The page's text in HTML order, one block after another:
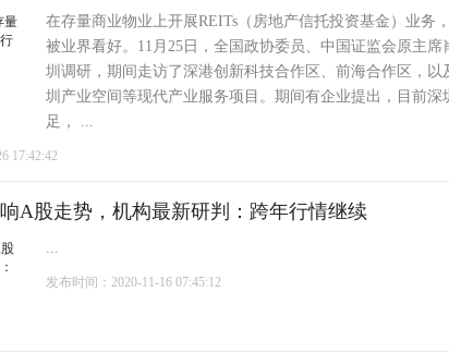
在存量商业物业上开展REITs（房地产信托投资基金）业务
被业界看好。11月25日，全国政协委员、中国证监会原主席
圳调研，期间走访了深港创新科技合作区、前海合作区，以
圳产业空间等现代产业服务项目。期间有企业提出，目前深
足， ...
17:42:42
A股走势，机构最新研判：跨年行情继续
...
发布时间：2020-11-16 07:45:12